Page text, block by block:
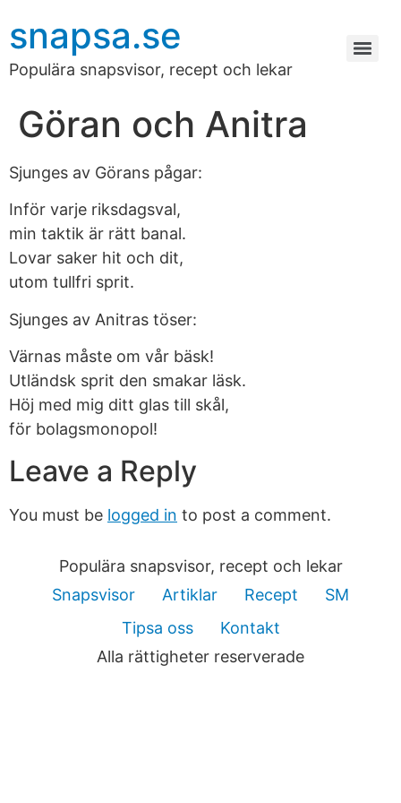
snapsa.se
Populära snapsvisor, recept och lekar
Göran och Anitra
Sjunges av Görans pågar:
Inför varje riksdagsval,
min taktik är rätt banal.
Lovar saker hit och dit,
utom tullfri sprit.
Sjunges av Anitras töser:
Värnas måste om vår bäsk!
Utländsk sprit den smakar läsk.
Höj med mig ditt glas till skål,
för bolagsmonopol!
Leave a Reply
You must be logged in to post a comment.
Populära snapsvisor, recept och lekar
Snapsvisor
Artiklar Recept
SM
Tipsa oss
Kontakt
Alla rättigheter reserverade